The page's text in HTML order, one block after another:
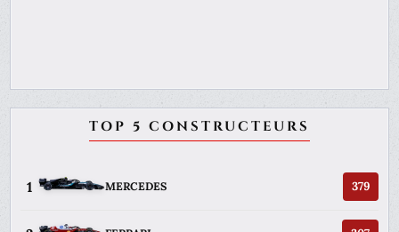
TOP 5 CONSTRUCTEURS
1 MERCEDES 379